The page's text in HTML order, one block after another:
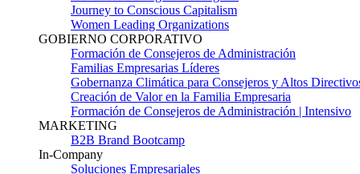
Journey to Conscious Capitalism
Women Leading Organizations
GOBIERNO CORPORATIVO
Formación de Consejeros de Administración
Familias Empresarias Líderes
Gobernanza Climática para Consejeros y Altos
Creación de Valor en la Familia Empresaria
Formación de Consejeros de Administración | Intensivo
MARKETING
B2B Brand Bootcamp
In-Company
Soluciones Empresariales